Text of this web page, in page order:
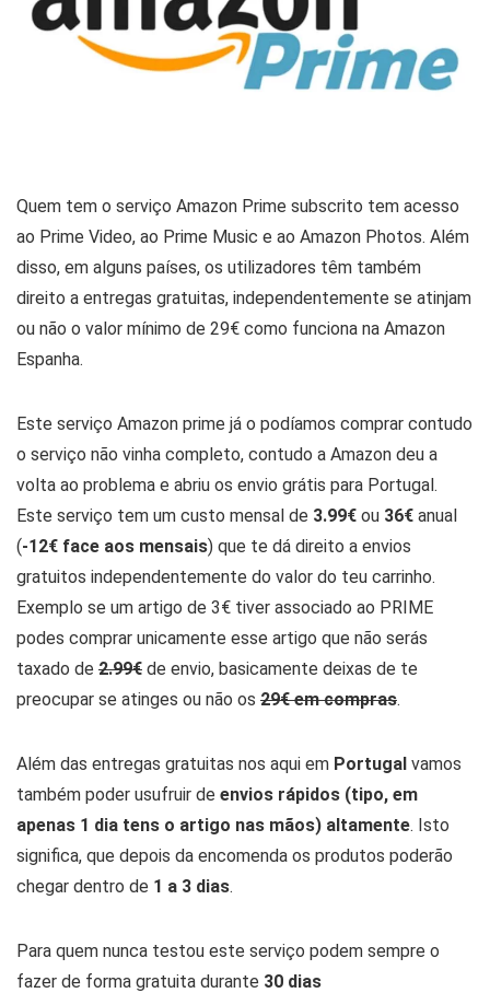
Quem tem o serviço Amazon Prime subscrito tem acesso
ao Prime Video, ao Prime Music e ao Amazon Photos. Além
disso, em alguns países, os utilizadores têm também
direito a entregas gratuitas, independentemente se atinjam
ou não o valor mínimo de 29€ como funciona na Amazon
Espanha.
Este serviço Amazon prime já o podíamos comprar contudo
o serviço não vinha completo, contudo a Amazon deu a
volta ao problema e abriu os envio grátis para Portugal.
Este serviço tem um custo mensal de 3.99€ ou 36€ anual
(-12€ face aos mensais) que te dá direito a envios
gratuitos independentemente do valor do teu carrinho.
Exemplo se um artigo de 3€ tiver associado ao PRIME
podes comprar unicamente esse artigo que não serás
taxado de 2.99€ de envio, basicamente deixas de te
preocupar se atinges ou não os 29€ em compras.
Além das entregas gratuitas nos aqui em Portugal vamos
também poder usufruir de envios rápidos (tipo, em
apenas 1 dia tens o artigo nas mãos) altamente. Isto
significa, que depois da encomenda os produtos poderão
chegar dentro de 1 a 3 dias.
Para quem nunca testou este serviço podem sempre o
fazer de forma gratuita durante 30 dias